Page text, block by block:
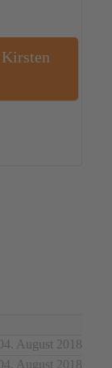
August 2018
August 2018